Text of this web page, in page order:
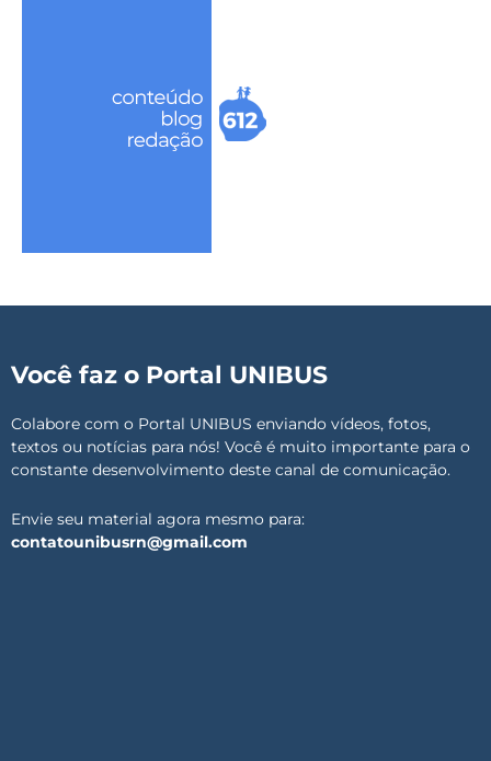
Você faz o Portal UNIBUS
Colabore com o Portal UNIBUS enviando vídeos, fotos,
textos ou notícias para nós! Você é muito importante para o
constante desenvolvimento deste canal de comunicação.
Envie seu material agora mesmo para:
contatounibusrn@gmail.com